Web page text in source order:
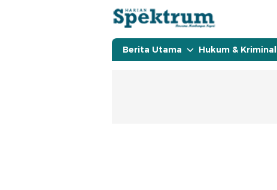
spektrumonline.com
Berita Utama Hukum & Kriminal